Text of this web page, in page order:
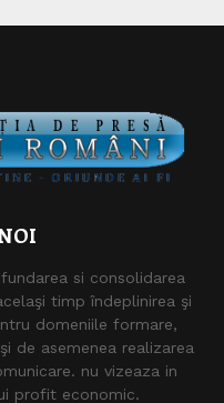
si consolidarea
timp îndeplinirea şi
domeniile formare,
de asemenea realizarea
nu vizeaza in
profit economic.